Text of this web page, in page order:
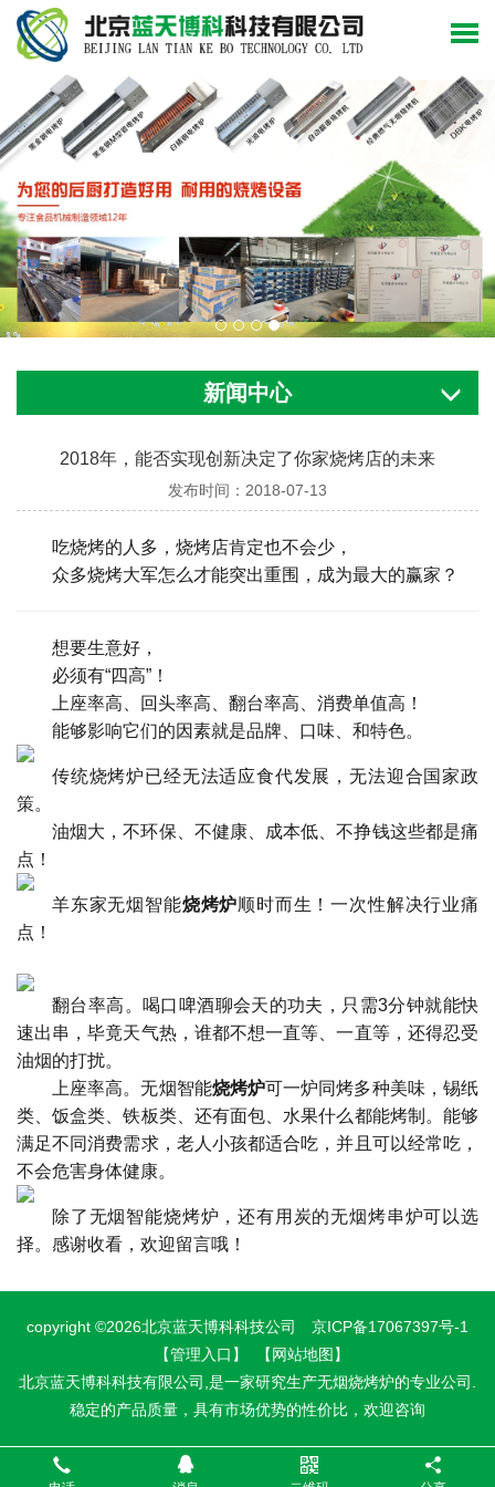
新闻中心
2018年，能否实现创新决定了你家烧烤店的未来
发布时间：2018-07-13
吃烧烤的人多，烧烤店肯定也不会少，
众多烧烤大军怎么才能突出重围，成为最大的赢家？
想要生意好，
必须有“四高”！
上座率高、回头率高、翻台率高、消费单值高！
能够影响它们的因素就是品牌、口味、和特色。
传统烧烤炉已经无法适应食代发展，无法迎合国家政
策。
油烟大，不环保、不健康、成本低、不挣钱这些都是痛
点！
羊东家无烟智能烧烤炉顺时而生！一次性解决行业痛
点！
翻台率高。喝口啤酒聊会天的功夫，只需3分钟就能快
速出串，毕竟天气热，谁都不想一直等、一直等，还得忍受
油烟的打扰。
上座率高。无烟智能烧烤炉可一炉同烤多种美味，锡纸
类、饭盒类、铁板类、还有面包、水果什么都能烤制。能够
满足不同消费需求，老人小孩都适合吃，并且可以经常吃，
不会危害身体健康。
除了无烟智能烧烤炉，还有用炭的无烟烤串炉可以选
择。感谢收看，欢迎留言哦！
copyright ©2026北京蓝天博科科技公司 京ICP备17067397号-1
【管理入口】
【网站地图】
北京蓝天博科科技有限公司,是一家研究生产无烟烧烤炉的专业公司.
稳定的产品质量，具有市场优势的性价比，欢迎咨询